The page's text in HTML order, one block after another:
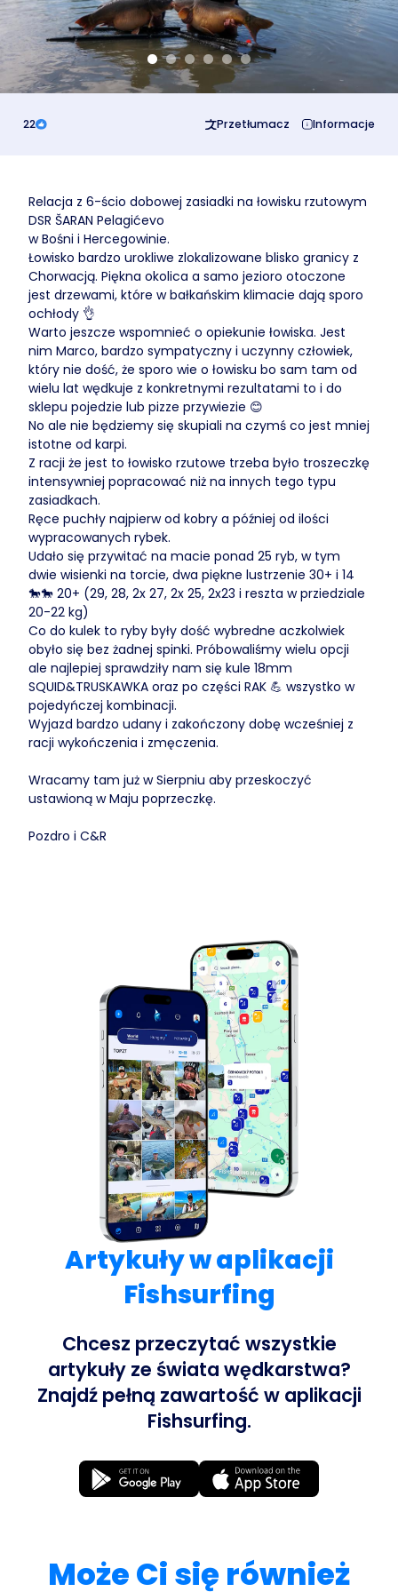
Business
22 Przetłumacz Informacje
Relacja z 6-ścio dobowej zasiadki na łowisku rzutowym
DSR ŠARAN Pelagićevo
w Bośni i Hercegowinie.
Łowisko bardzo urokliwe zlokalizowane blisko granicy z
Chorwacją. Piękna okolica a samo jezioro otoczone
jest drzewami, które w bałkańskim klimacie dają sporo
ochłody 👌
Warto jeszcze wspomnieć o opiekunie łowiska. Jest
nim Marco, bardzo sympatyczny i uczynny człowiek,
który nie dość, że sporo wie o łowisku bo sam tam od
wielu lat wędkuje z konkretnymi rezultatami to i do
sklepu pojedzie lub pizze przywiezie 😊
No ale nie będziemy się skupiali na czymś co jest mniej
istotne od karpi.
Z racji że jest to łowisko rzutowe trzeba było troszeczkę
intensywniej popracować niż na innych tego typu
zasiadkach.
Ręce puchły najpierw od kobry a później od ilości
wypracowanych rybek.
Udało się przywitać na macie ponad 25 ryb, w tym
dwie wisienki na torcie, dwa piękne lustrzenie 30+ i 14
🐎🐎 20+ (29, 28, 2x 27, 2x 25, 2x23 i reszta w prziedziale
20-22 kg)
Co do kulek to ryby były dość wybredne aczkolwiek
obyło się bez żadnej spinki. Próbowaliśmy wielu opcji
ale najlepiej sprawdziły nam się kule 18mm
SQUID&TRUSKAWKA oraz po części RAK 💪 wszystko w
pojedyńczej kombinacji.
Wyjazd bardzo udany i zakończony dobę wcześniej z
racji wykończenia i zmęczenia.
Wracamy tam już w Sierpniu aby przeskoczyć
ustawioną w Maju poprzeczkę.
Pozdro i C&R
Artykuły w aplikacji
Fishsurfing
Chcesz przeczytać wszystkie
artykuły ze świata wędkarstwa?
Znajdź pełną zawartość w aplikacji
Fishsurfing.
Może Ci się również